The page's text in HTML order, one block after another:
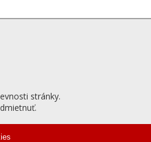
stránky.